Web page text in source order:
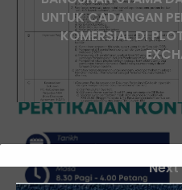
UNTUK CADANGAN
KOMERSIAL DI